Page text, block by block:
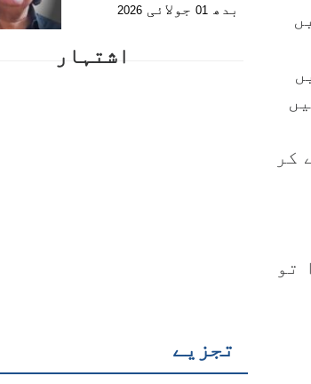
کر
تو
بدھ 01 جولائی 2026
اشتہار
تجزیے